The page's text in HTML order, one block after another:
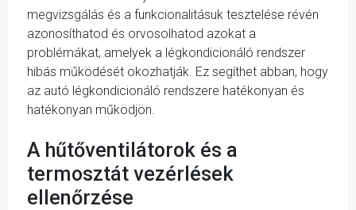
megvizsgálás és a funkcionalitásuk tesztelése révén
azonosíthatod és orvosolhatod azokat a
problémákat, amelyek a légkondicionáló rendszer
hibás működését okozhatják. Ez segíthet abban, hogy
az autó légkondicionáló rendszere hatékonyan és
hatékonyan működjön.
A hűtőventilátorok és a
termosztát vezérlések
ellenőrzése